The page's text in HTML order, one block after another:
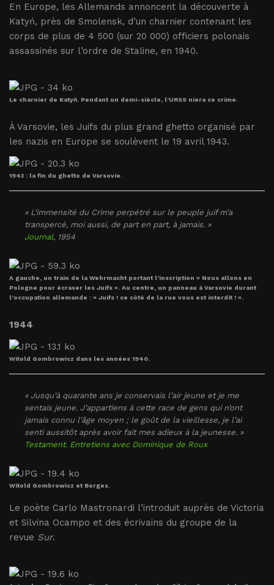
En Europe, les Allemands annoncent la découverte à
Katyń, près de Smolensk, d’un charnier contenant les
corps de plus de 4 500 (sur 20 000) officiers polonais
assassinés sur l’ordre de Staline, en 1940.
Le charnier de Katyń. Pendant un demi-siècle, l’URSS niera ce crime.
À Varsovie, les Juifs du plus grand ghetto organisé par
les nazis en Europe se soulèvent le 19 avril 1943.
1943 : la fin du ghetto de Varsovie.
« L’immensité du Crime perpétré sur le peuple juif m’a
transpercé, moi aussi, de part en part, à jamais. »
Journal, 1954
A gauche, un train de la Wehrmacht portant l’inscription « Nous allons en
Pologne pour écraser les Juifs ». Au centre, un panneau à Varsovie durant
l’occupation allemande : « Juifs ! ce côté de la rue vous est interdit ! ».
1944
Witold Gombrowicz dans les années 1940.
« Jusqu’à quarante ans je conservais l’air jeune et je me
sentais jeune. J’appartiens à cette race de gens qui n’ont
jamais connu l’âge moyen ; le goût de la vieillesse, je l’ai
senti aussitôt après avoir fait mes adieux à la jeunesse. »
Testament. Entretiens avec Dominique de Roux
Witold Gombrowicz et Borges.
Le poète Carlo Mastronardi l’introduit auprès de Victoria
et Silvina Ocampo et des écrivains du groupe de la
revue Sur.